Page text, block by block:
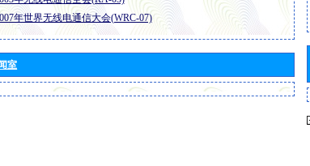
年世界无线电通信大会(WRC-07)
室